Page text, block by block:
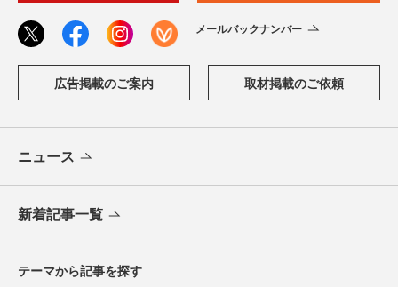
メールバックナンバー
広告掲載のご案内 取材掲載のご依頼
ニュース
新着記事一覧
テーマから記事を探す